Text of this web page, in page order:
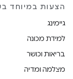
הצעות במיוחד
גיימינג
למידת מכונה
בריאות וכושר
מצלמה ומדיה